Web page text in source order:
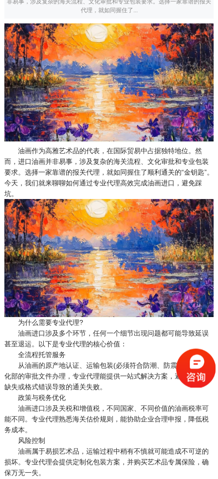
代理，就如同握住了...
油画作为高雅艺术品的代表，在国际贸易中占据独特地位。然
而，进口油画并非易事，涉及复杂的海关流程、文化审批和专业包装
要求。选择一家靠谱的报关代理，就如同握住了顺利通关的“金钥匙”。
今天，我们就来聊聊如何通过专业代理高效完成油画进口，避免踩
坑。
为什么需要专业代理?
油画进口涉及多个环节，任何一个细节出现问题都可能导致延误
甚至退运。以下是专业代理的核心价值：
全流程托管服务
从油画的原产地认证、运输包装(必须符合防潮、防震标准)，到文
化部的审批文件办理，专业代理能提供一站式解决方案，避免因文件
缺失或格式错误导致的通关失败。
政策与税务优化
油画进口涉及关税和增值税，不同国家、不同价值的油画税率可
能不同。专业代理熟悉海关估价规则，能协助企业合理申报，降低税
务成本。
风险控制
油画属于易损艺术品，运输过程中稍有不慎就可能造成不可逆的
损坏。专业代理会提供定制化包装方案，并购买艺术品专属保险，确
保万无一失。